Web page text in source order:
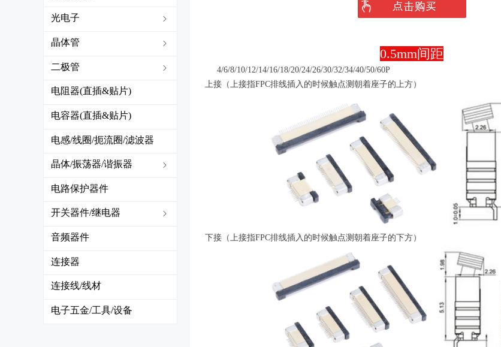
0.5mm间距
4/6/8/10/12/14/16/18/20/24/26/30/32/34/40/50/60P
上接（上接指FPC排线插入的时候触点测朝着座子的上方）
下接（上接指FPC排线插入的时候触点测朝着座子的下方）
ꁇ
光电子
ꁇ
晶体管
ꁇ
二极管
电阻器(直插&贴片)
电容器(直插&贴片)
电感/线圈/扼流圈/滤波器
(直插&贴片) ꁇ
晶体/振荡器/谐振器
电路保护器件
ꁇ
开关器件/继电器
音频器件
连接器
连接线/线材
电子五金/工具/设备